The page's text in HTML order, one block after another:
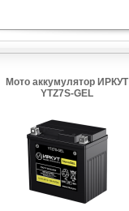
Мото аккумулятор ИРКУТ
YTZ7S-GEL